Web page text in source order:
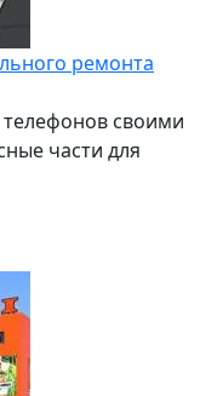
ремонта
телефонов своими
части для